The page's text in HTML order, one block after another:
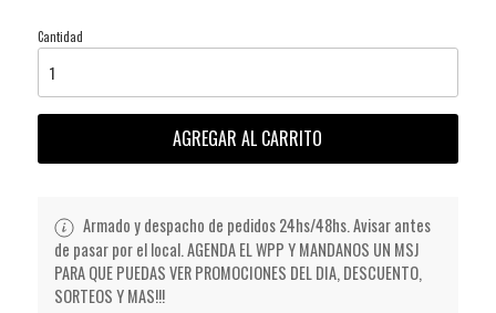
Cantidad
AGREGAR AL CARRITO
Armado y despacho de pedidos 24hs/48hs. Avisar antes
de pasar por el local. AGENDA EL WPP Y MANDANOS UN MSJ
PARA QUE PUEDAS VER PROMOCIONES DEL DIA, DESCUENTO,
SORTEOS Y MAS!!!